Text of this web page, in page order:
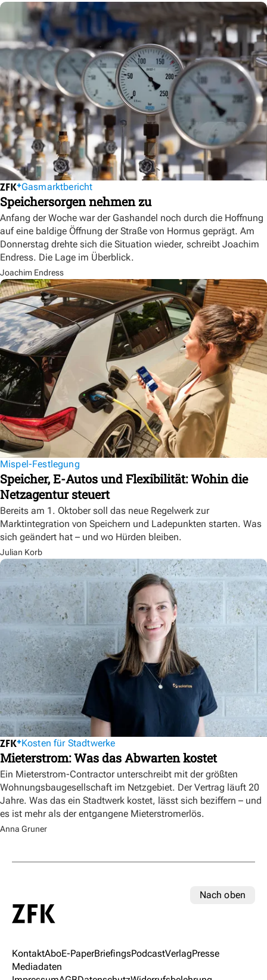
Gasmarktbericht
Speichersorgen nehmen zu
Anfang der Woche war der Gashandel noch durch die Hoffnung
auf eine baldige Öffnung der Straße von Hormus geprägt. Am
Donnerstag drehte sich die Situation wieder, schreibt Joachim
Endress. Die Lage im Überblick.
Joachim Endress
Mispel-Festlegung
Speicher, E-Autos und Flexibilität: Wohin die
Netzagentur steuert
Bereits am 1. Oktober soll das neue Regelwerk zur
Marktintegration von Speichern und Ladepunkten starten. Was
sich geändert hat – und wo Hürden bleiben.
Julian Korb
Kosten für Stadtwerke
Mieterstrom: Was das Abwarten kostet
Ein Mieterstrom-Contractor unterschreibt mit der größten
Wohnungsbaugesellschaft im Netzgebiet. Der Vertrag läuft 20
Jahre. Was das ein Stadtwerk kostet, lässt sich beziffern – und
es ist mehr als der entgangene Mieterstromerlös.
Anna Gruner
Nach oben
KontaktAboE-PaperBriefingsPodcastVerlagPresse
Mediadaten